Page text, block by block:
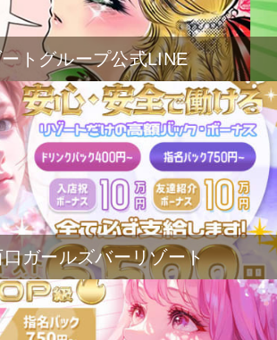
トグループ公式LINE
ガールズバーリゾート